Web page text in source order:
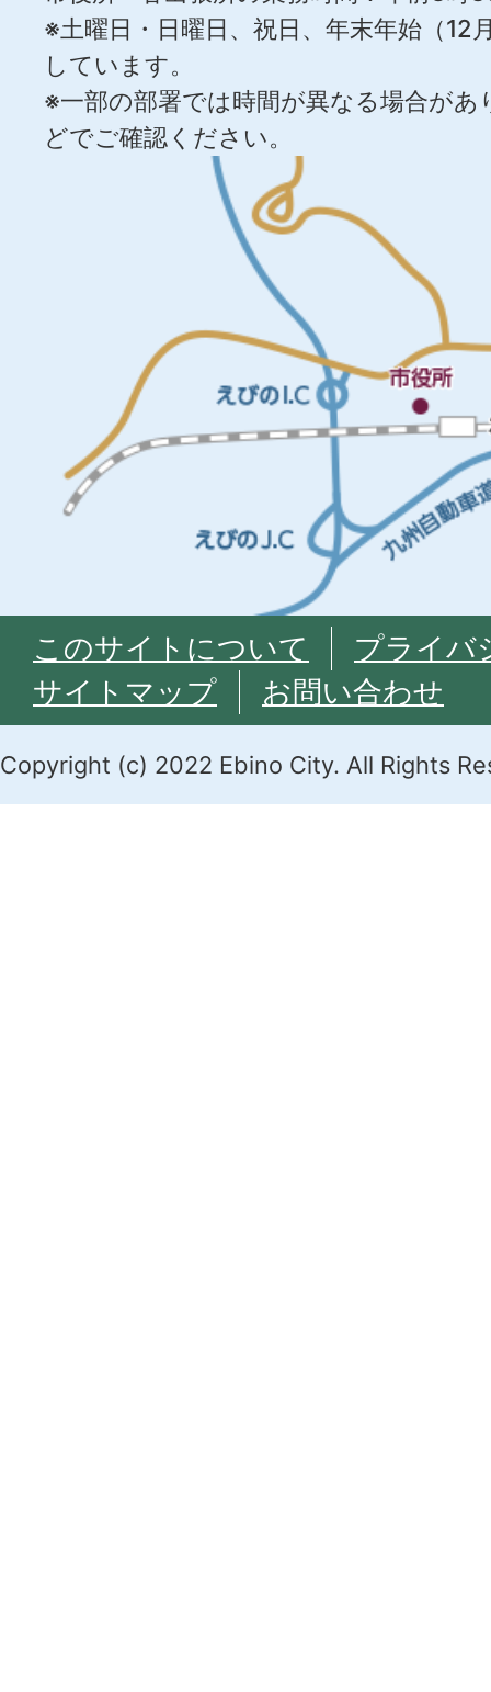
※土曜日・日曜日、祝日、年末年始（12
しています。
※一部の部署では時間が異なる場合が
どでご確認ください。
このサイトについて
プライバ
サイトマップ
お問い合わせ
Copyright (c) 2022 Ebino City. All Rights